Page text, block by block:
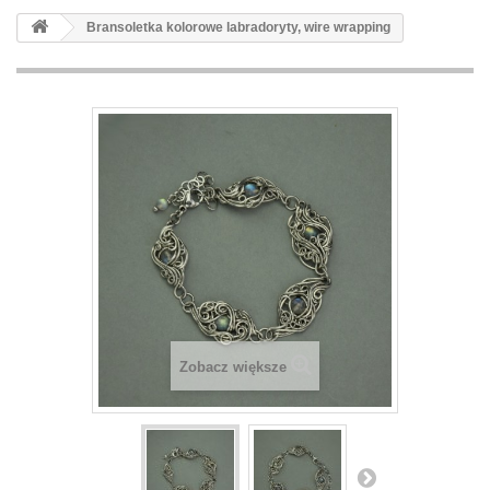
Bransoletka kolorowe labradoryty, wire wrapping
Zobacz większe